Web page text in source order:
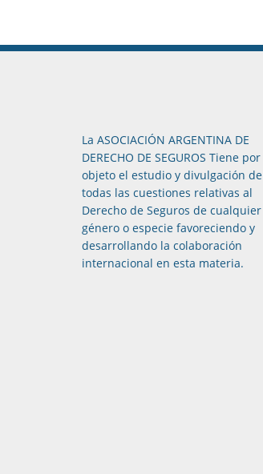
La ASOCIACIÓN ARGENTINA DE
DERECHO DE SEGUROS Tiene por
objeto el estudio y divulgación de
todas las cuestiones relativas al
Derecho de Seguros de cualquier
género o especie favoreciendo y
desarrollando la colaboración
internacional en esta materia.